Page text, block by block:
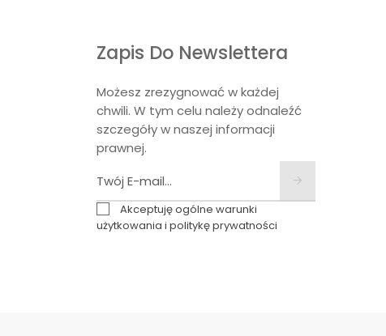
Zapis Do Newslettera
Możesz zrezygnować w każdej
chwili. W tym celu należy odnaleźć
szczegóły w naszej informacji
prawnej.
Akceptuję ogólne warunki
użytkowania i politykę prywatności